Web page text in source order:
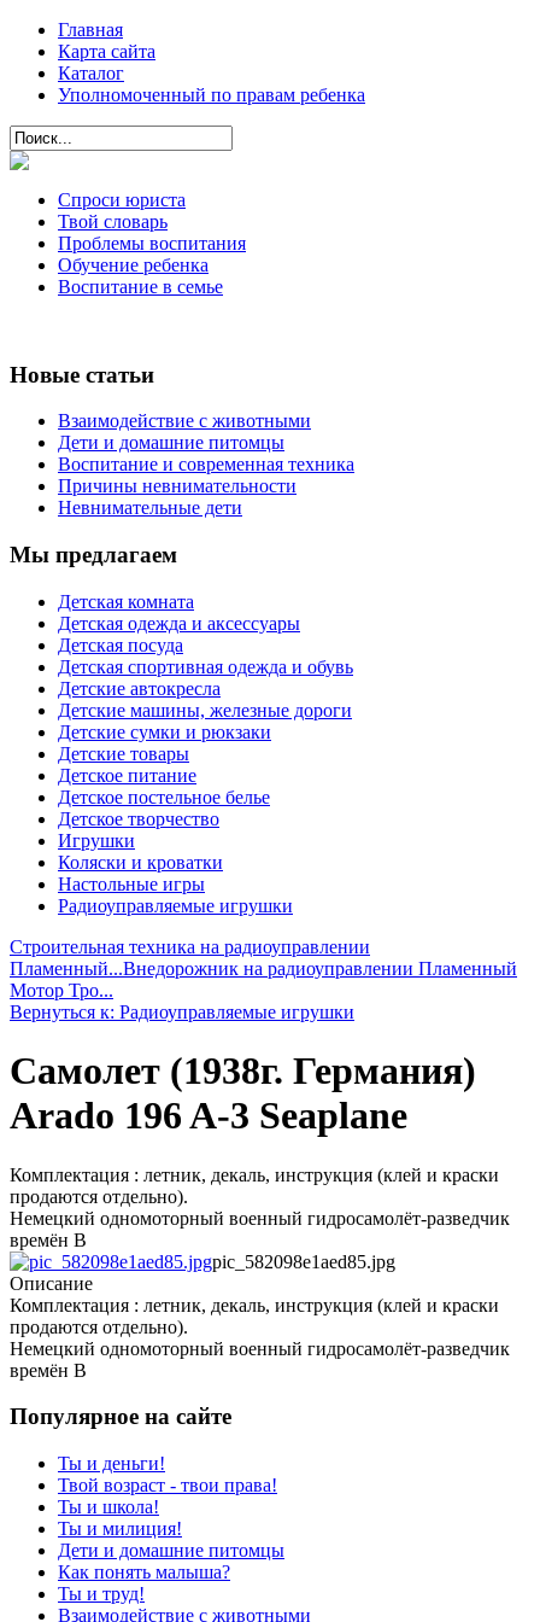
Главная
Карта сайта
Каталог
Уполномоченный по правам ребенка
Спроси юриста
Твой словарь
Проблемы воспитания
Обучение ребенка
Воспитание в семье
Новые статьи
Взаимодействие с животными
Дети и домашние питомцы
Воспитание и современная техника
Причины невнимательности
Невнимательные дети
Мы предлагаем
Детская комната
Детская одежда и аксессуары
Детская посуда
Детская спортивная одежда и обувь
Детские автокресла
Детские машины, железные дороги
Детские сумки и рюкзаки
Детские товары
Детское питание
Детское постельное белье
Детское творчество
Игрушки
Коляски и кроватки
Настольные игры
Радиоуправляемые игрушки
Строительная техника на радиоуправлении
Пламенный...Внедорожник на радиоуправлении Пламенный
Мотор Тро...
Вернуться к: Радиоуправляемые игрушки
Самолет (1938г. Германия)
Arado 196 A-3 Seaplane
Комплектация : летник, декаль, инструкция (клей и краски
продаются отдельно).
Немецкий одномоторный военный гидросамолёт-разведчик
времён В
pic_582098e1aed85.jpg
Описание
Комплектация : летник, декаль, инструкция (клей и краски
продаются отдельно).
Немецкий одномоторный военный гидросамолёт-разведчик
времён В
Популярное на сайте
Ты и деньги!
Твой возраст - твои права!
Ты и школа!
Ты и милиция!
Дети и домашние питомцы
Как понять малыша?
Ты и труд!
Взаимодействие с животными